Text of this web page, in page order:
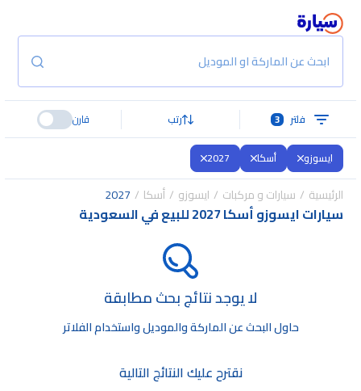
ابحث عن الماركة او الموديل
فلتر 3 رتب قارن
ايسوزو أسكا 2027
الرئيسية سيارات و مركبات ايسوزو أسكا 2027
سيارات ايسوزو أسكا 2027 للبيع في السعودية
لا يوجد نتائج بحث مطابقة
حاول البحث عن الماركة والموديل واستخدام الفلاتر
نقترح عليك النتائج التالية